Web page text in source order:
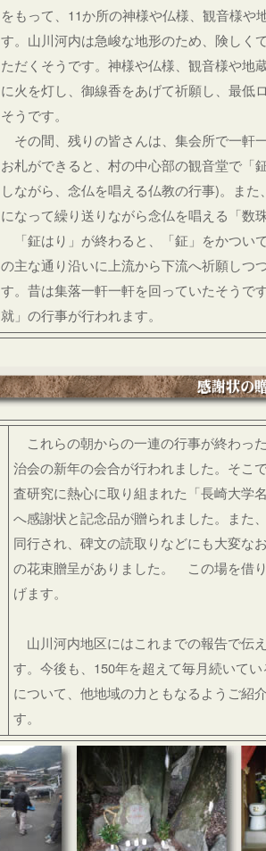
をもって、11か所の神様や仏様、観音様や
す。山川河内は急峻な地形のため、険しく
ただくそうです。神様や仏様、観音様や地
に火を灯し、御線香をあげて祈願し、最低
そうです。
その間、残りの皆さんは、集会所で一軒
お札ができると、村の中心部の観音堂で「
しながら、念仏を唱える仏教の行事)。ま
になって繰り送りながら念仏を唱える「数
「鉦はり」が終わると、「鉦」をかつい
の主な通り沿いに上流から下流へ祈願しつ
す。昔は集落一軒一軒を回っていたそうで
就」の行事が行われます。
これらの朝からの一連の行事が終わっ
治会の新年の会合が行われました。そこ
査研究に熱心に取り組まれた「長崎大
へ感謝状と記念品が贈られました。また
同行され、碑文の読取りなどにも大変な
の花束贈呈がありました。 この場を借
げます。
山川河内地区にはこれまでの報告で伝
す。今後も、150年を超えて毎月続いて
について、他地域の力ともなるようご紹
す